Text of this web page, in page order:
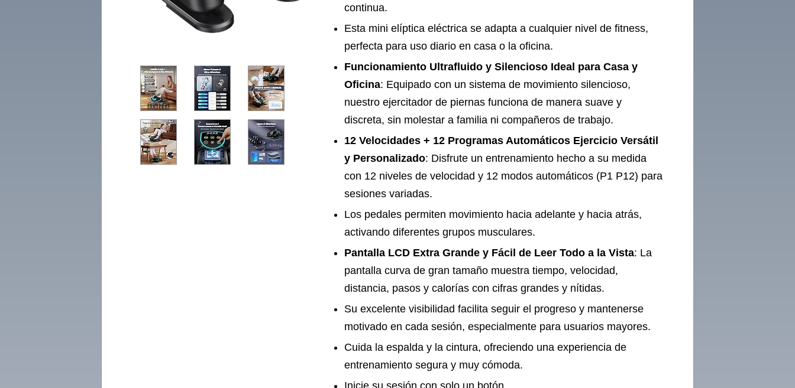
continua.
Esta mini elíptica eléctrica se adapta a cualquier nivel de fitness,
perfecta para uso diario en casa o la oficina.
Funcionamiento Ultrafluido y Silencioso Ideal para Casa y
Oficina: Equipado con un sistema de movimiento silencioso,
nuestro ejercitador de piernas funciona de manera suave y
discreta, sin molestar a familia ni compañeros de trabajo.
12 Velocidades + 12 Programas Automáticos Ejercicio Versátil
y Personalizado: Disfrute un entrenamiento hecho a su medida
con 12 niveles de velocidad y 12 modos automáticos (P1 P12) para
sesiones variadas.
Los pedales permiten movimiento hacia adelante y hacia atrás,
activando diferentes grupos musculares.
Pantalla LCD Extra Grande y Fácil de Leer Todo a la Vista: La
pantalla curva de gran tamaño muestra tiempo, velocidad,
distancia, pasos y calorías con cifras grandes y nítidas.
Su excelente visibilidad facilita seguir el progreso y mantenerse
motivado en cada sesión, especialmente para usuarios mayores.
Cuida la espalda y la cintura, ofreciendo una experiencia de
entrenamiento segura y muy cómoda.
Inicie su sesión con solo un botón.